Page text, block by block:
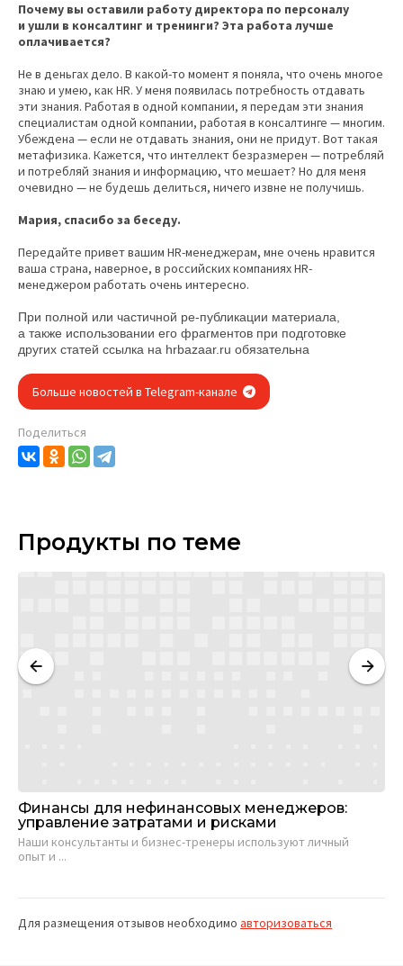
Почему вы оставили работу директора по персоналу
и ушли в консалтинг и тренинги? Эта работа лучше
оплачивается?
Не в деньгах дело. В какой-то момент я поняла, что очень многое
знаю и умею, как HR. У меня появилась потребность отдавать
эти знания. Работая в одной компании, я передам эти знания
специалистам одной компании, работая в консалтинге — многим.
Убеждена — если не отдавать знания, они не придут. Вот такая
метафизика. Кажется, что интеллект безразмерен — потребляй
и потребляй знания и информацию, что мешает? Но для меня
очевидно — не будешь делиться, ничего извне не получишь.
Мария, спасибо за беседу.
Передайте привет вашим HR-менеджерам, мне очень нравится
ваша страна, наверное, в российских компаниях HR-
менеджером работать очень интересно.
При полной или частичной ре-публикации материала,
а также использовании его фрагментов при подготовке
других статей ссылка на hrbazaar.ru обязательна
Больше новостей в Telegram-канале
Поделиться
Продукты по теме
Финансы для нефинансовых менеджеров:
управление затратами и рисками
Наши консультанты и бизнес-тренеры используют личный
опыт и ...
Для размещения отзывов необходимо авторизоваться